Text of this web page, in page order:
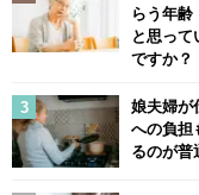
らう年齢
と思って
ですか？
娘夫婦が
への負担
るのが普